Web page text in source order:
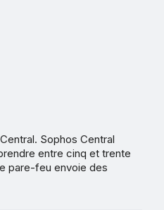
Sophos Central
entre cinq et trente
pare-feu envoie des